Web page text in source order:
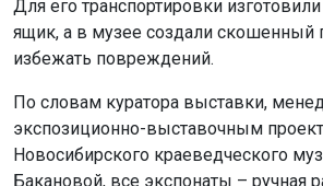
Новосибирского краеведческого
Бакановой, все экспонаты – ручная
«Все предметы уникальны по
Каждый – одна-единственная
вещь. Поэтому нам захотелось
музей и сделать для
Мы используем файлы cookie для
анализа посещаемости и улучшения
аналитики применяются сервисы